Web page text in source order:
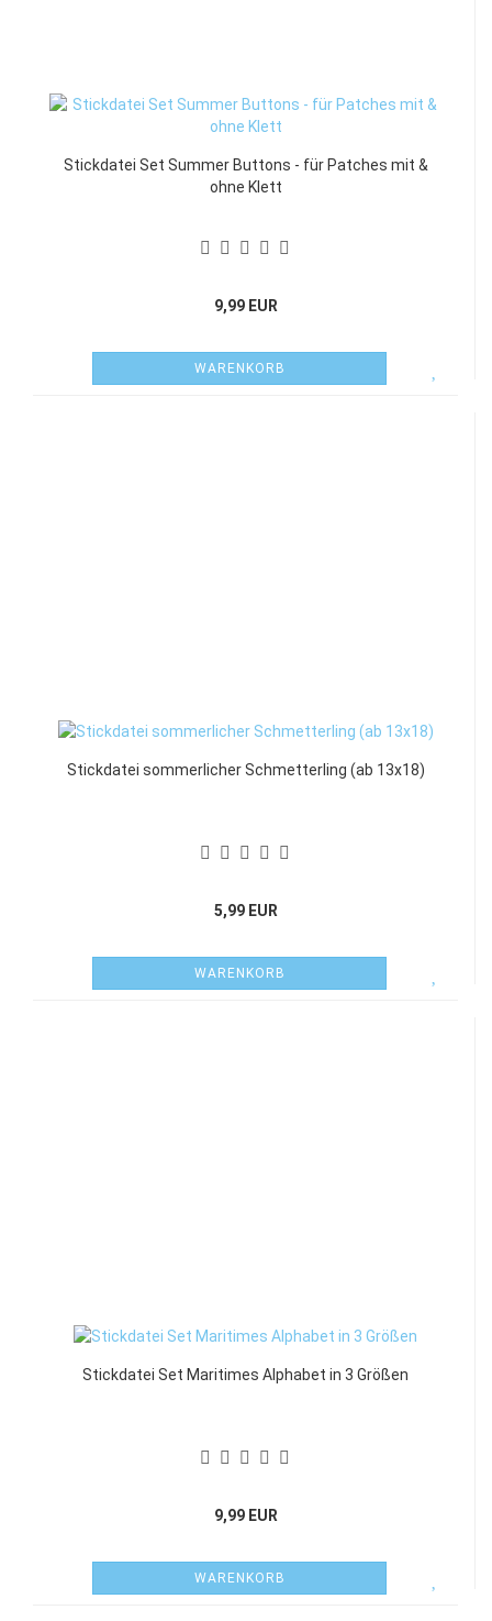
Stickdatei Set Summer Buttons - für Patches mit &
ohne Klett
9,99 EUR
WARENKORB
Stickdatei sommerlicher Schmetterling (ab 13x18)
5,99 EUR
WARENKORB
Stickdatei Set Maritimes Alphabet in 3 Größen
9,99 EUR
WARENKORB